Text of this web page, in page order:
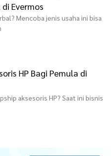
Evermos
Mencoba jenis usaha ini bisa
HP Bagi Pemula di
aksesoris HP? Saat ini bisnis